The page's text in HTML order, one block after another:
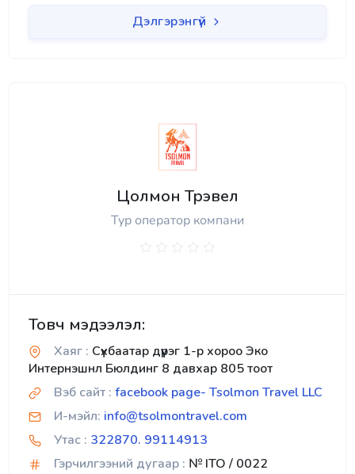
Дэлгэрэнгүй
Цолмон Трэвел
Тур оператор компани
Товч мэдээлэл:
Хаяг : Сүхбаатар дүүрэг 1-р хороо Эко
Интернэшнл Бюлдинг 8 давхар 805 тоот
Вэб сайт : facebook page- Tsolmon Travel LLC
И-мэйл: info@tsolmontravel.com
Утас : 322870. 99114913
Гэрчилгээний дугаар : № ITO / 0022